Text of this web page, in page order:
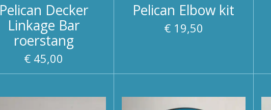
Pelican Decker
Linkage Bar
roerstang
€ 45,00
Pelican Elbow kit
€ 19,50